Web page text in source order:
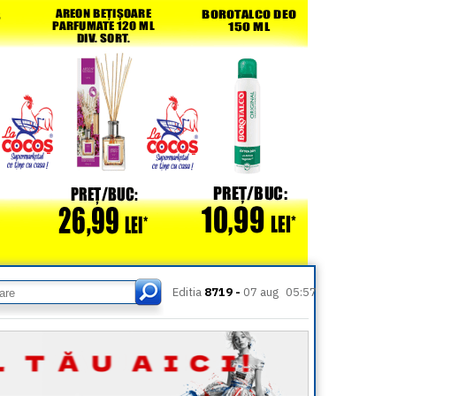
Editia 8719 - 07 aug 05:57